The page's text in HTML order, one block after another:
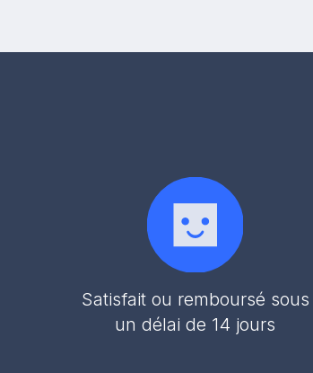
Satisfait ou remboursé sous
un délai de 14 jours